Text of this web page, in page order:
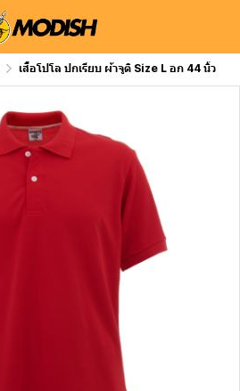
เสื้อโปโล ปกเรียบ ผ้าจูติ Size L อก 44 นิ้ว